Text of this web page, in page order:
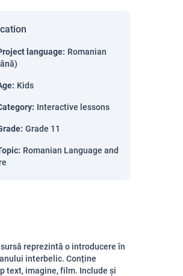
language: Romanian
: Kids
: Interactive lessons
: Grade 11
: Romanian Language and
reprezintă o introducere în
interbelic. Conține
text, imagine, film. Include și